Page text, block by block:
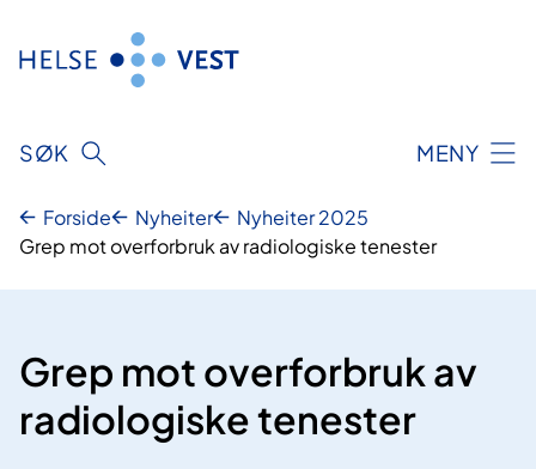
innhald
SØK MENY
Forside Nyheiter
Nyheiter 2025
Grep mot overforbruk av radiologiske tenester
Grep mot overforbruk av
radiologiske tenester